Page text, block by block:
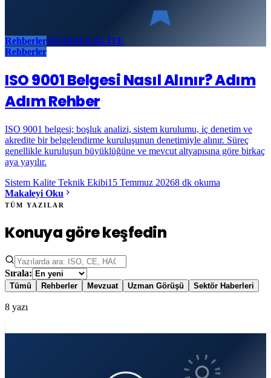
RehberlerSİSTEM KALİTE
Rehberler
ISO 9001 Belgesi Nasıl Alınır? Adım
Adım Rehber
ISO 9001 belgesi; boşluk analizi, sistem kurulumu, iç denetim ve
akredite bir belgelendirme kuruluşunun denetimiyle alınır. Süreç
genellikle kuruluşun büyüklüğüne ve mevcut altyapısına göre birkaç
aya yayılır.
Sistem Kalite Teknik Ekibi15 Temmuz 20268 dk okuma
Makaleyi Oku
TÜM YAZILAR
Konuya göre keşfedin
Sırala:
Tümü Rehberler Mevzuat Uzman Görüşü Sektör Haberleri
8 yazı